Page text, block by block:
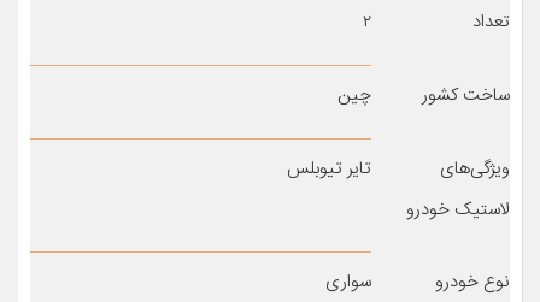
تعداد ۲
ساخت کشور چین
ویژگی‌های
لاستیک خودرو
تایر تیوبلس
نوع خودرو سواری